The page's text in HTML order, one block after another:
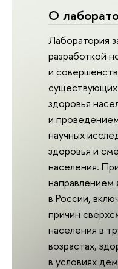
О
Лаборатория
разработкой
и
здоровья
и
научных
здоровья и
населения.
направлением
в России,
причин
населения в
возрастах,
в условиях